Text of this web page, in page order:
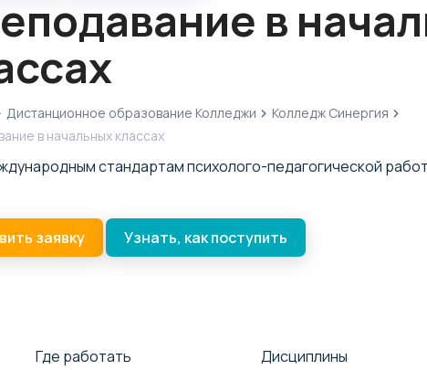
в
Дистанционное образование Колледжи
Колледж Синергия
в начальных классах
стандартам психолого-педагогической
заявку Узнать, как поступить
Где работать Дисциплины